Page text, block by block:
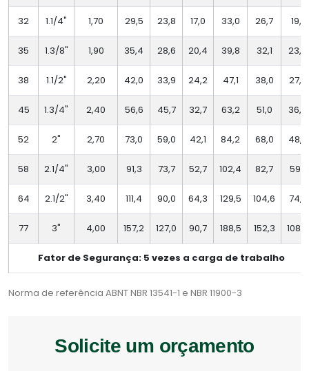
32 1.1/4" 1,70 29,5 23,8 17,0 33,0 26,7 19,1
35 1.3/8" 1,90 35,4 28,6 20,4 39,8 32,1 23,0
38 1.1/2" 2,20 42,0 33,9 24,2 47,1 38,0 27,2
45 1.3/4" 2,40 56,6 45,7 32,7 63,2 51,0 36,5
52 2" 2,70 73,0 59,0 42,1 84,2 68,0 48,6
58 2.1/4" 3,00 91,3 73,7 52,7 102,4 82,7 59,1
64 2.1/2" 3,40 111,4 90,0 64,3 129,5 104,6 74,7
77 3" 4,00 157,2 127,0 90,7 188,5 152,3 108,8
Fator de Segurança: 5 vezes a carga de trabalho
Norma de referência ABNT NBR 13541-1 e NBR 11900-3
Solicite um orçamento